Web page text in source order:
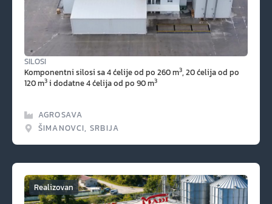
SILOSI
Komponentni silosi sa 4 ćelije od po 260 m3, 20 ćelija od po
120 m3 i dodatne 4 ćelija od po 90 m3
AGROSAVA
ŠIMANOVCI, SRBIJA
Realizovan